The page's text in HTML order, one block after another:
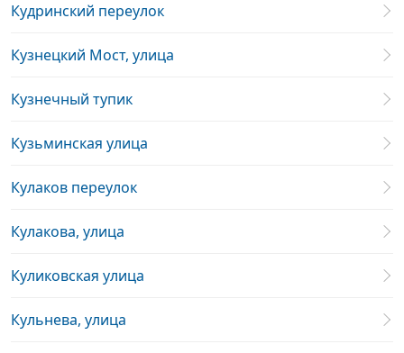
Кудринский переулок
Кузнецкий Мост, улица
Кузнечный тупик
Кузьминская улица
Кулаков переулок
Кулакова, улица
Куликовская улица
Кульнева, улица